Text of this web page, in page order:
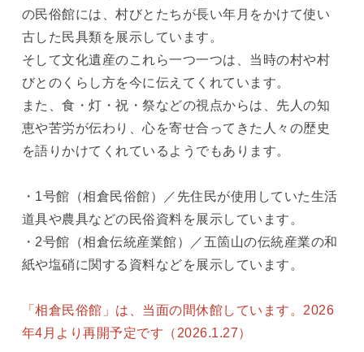
の民俗館には、村びとたちが長い年月をかけて使い
古した民具類を展示しています。
そして文化遺産のこれら一つ一つは、当時の村や村
びとのくらし方を今に伝えてくれています。
また、食・灯・祝・祭などの視点からは、先人の知
恵や苦労が伝わり、心を寄せ合ってきた人々の歴史
を語りかけてくれているようでもあります。
・1号館（相倉民俗館）／先住民が使用していた生活
道具や農具などの民俗資料を展示しています。
・2号館（相倉伝統産業館）／五箇山の伝統産業の和
紙や塩硝に関する資料などを展示しています。
「相倉民俗館」は、当面の間休館しています。2026
年4月より再開予定です（2026.1.27）